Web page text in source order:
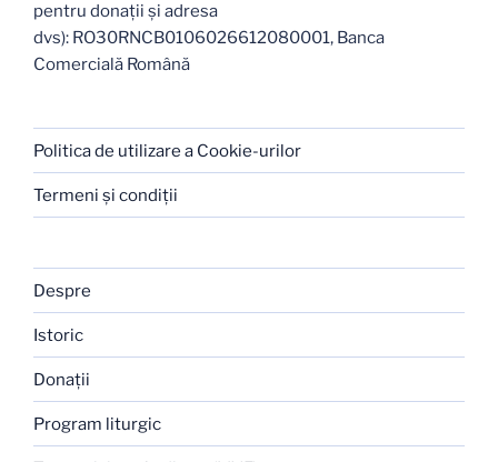
pentru donații și adresa
dvs): RO30RNCB0106026612080001, Banca
Comercială Română
Politica de utilizare a Cookie-urilor
Termeni şi condiţii
Despre
Istoric
Donaţii
Program liturgic